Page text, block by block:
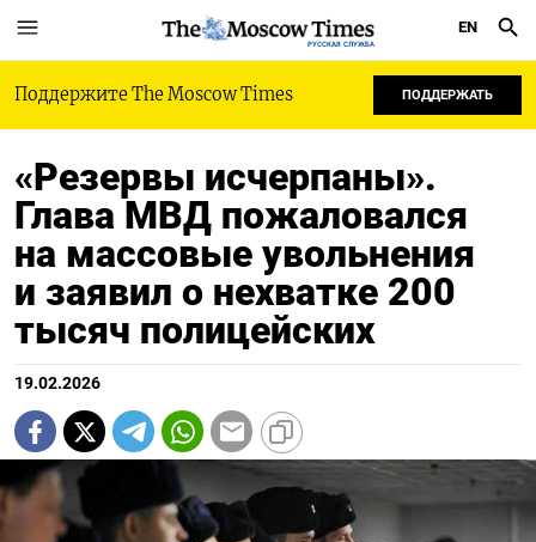
РУССКАЯ СЛУЖБА
EN
Поддержите The Moscow Times ПОДДЕРЖАТЬ
«Резервы исчерпаны».
Глава МВД пожаловался
на массовые увольнения
и заявил о нехватке 200
тысяч полицейских
19.02.2026